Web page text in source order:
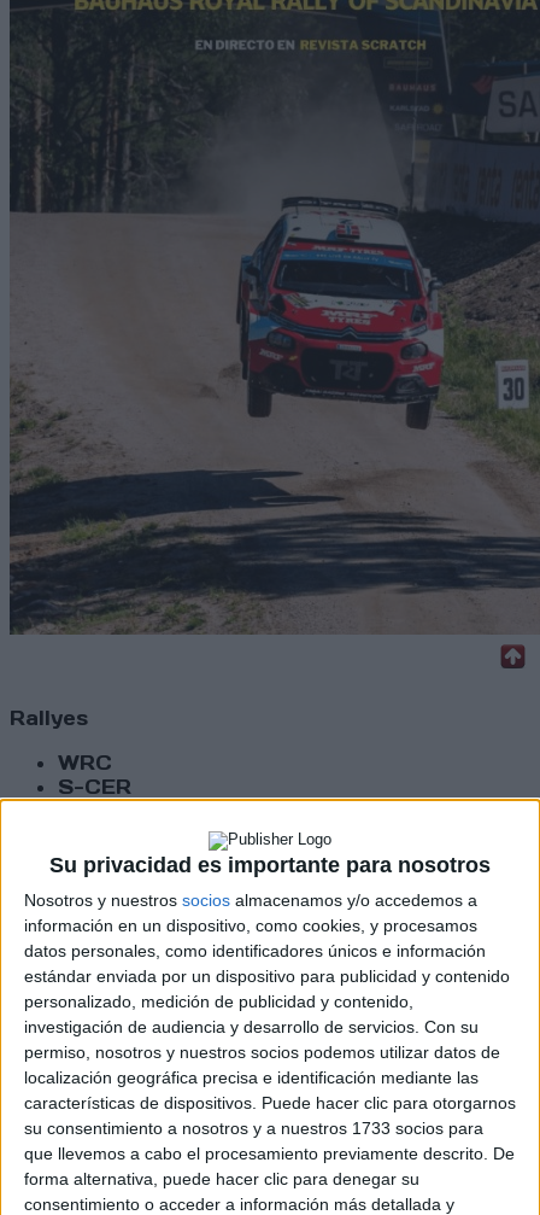
Su privacidad es importante para nosotros
Nosotros y nuestros socios almacenamos y/o accedemos a
información en un dispositivo, como cookies, y procesamos
datos personales, como identificadores únicos e información
estándar enviada por un dispositivo para publicidad y contenido
personalizado, medición de publicidad y contenido,
investigación de audiencia y desarrollo de servicios. Con su
permiso, nosotros y nuestros socios podemos utilizar datos de
localización geográfica precisa e identificación mediante las
características de dispositivos. Puede hacer clic para otorgarnos
su consentimiento a nosotros y a nuestros 1733 socios para
que llevemos a cabo el procesamiento previamente descrito. De
forma alternativa, puede hacer clic para denegar su
consentimiento o acceder a información más detallada y
Rallyes
WRC
S-CER
CERT
Internacionales
Campeonatos Autonómicos
Históricos
Dakar
RallyCross
Circuitos
F1
Fórmula E
F2 / F3 / F4
Resistencia
Indycar
Otros